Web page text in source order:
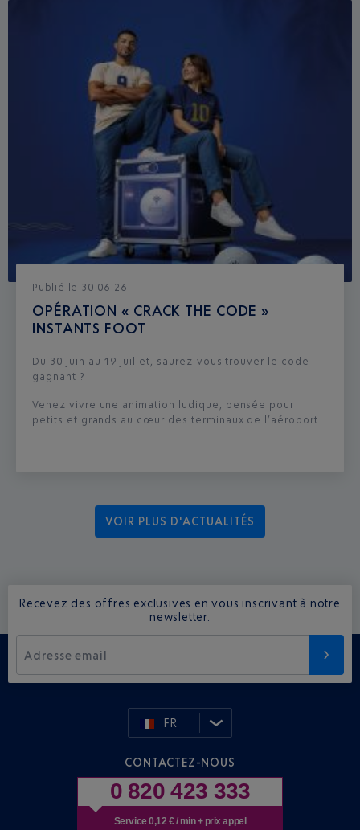
Publié le 30-06-26
OPÉRATION « CRACK THE CODE »
INSTANTS FOOT
Du 30 juin au 19 juillet, saurez-vous trouver le code
gagnant ?
Venez vivre une animation ludique, pensée pour
petits et grands au cœur des terminaux de l’aéroport.
VOIR PLUS D'ACTUALITÉS
Recevez des offres exclusives en vous inscrivant à notre
newsletter.
Adresse email
FR
CONTACTEZ-NOUS
0 820 423 333
Service 0,12 € / min + prix appel